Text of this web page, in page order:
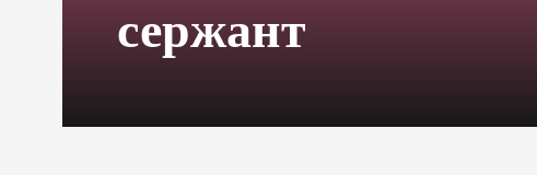
сержант